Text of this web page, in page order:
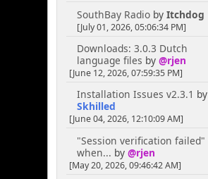
SouthBay Radioby Itchdog
[July 01, 2026, 05:06:34 PM]
Downloads: 3.0.3 Dutch
language files by @rjen
[June 12, 2026, 07:59:35 PM]
Installation Issues v2.3.1 by
Skhilled
[June 04, 2026, 12:10:09 AM]
"Session verification failed"
when... by @rjen
[May 20, 2026, 09:46:42 AM]